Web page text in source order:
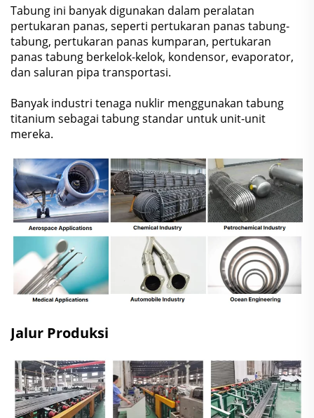
Tabung ini banyak digunakan dalam peralatan
pertukaran panas, seperti pertukaran panas tabung-
tabung, pertukaran panas kumparan, pertukaran
panas tabung berkelok-kelok, kondensor, evaporator,
dan saluran pipa transportasi.
Banyak industri tenaga nuklir menggunakan tabung
titanium sebagai tabung standar untuk unit-unit
mereka.
Jalur Produksi